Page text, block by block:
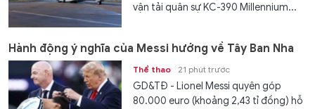
vận tải quân sự KC-390 Millennium...
Hành động ý nghĩa của Messi hướng về Tây Ban Nha
Thể thao 21 phút trước
GD&TĐ - Lionel Messi quyên góp
80.000 euro (khoảng 2,43 tỉ đồng) hỗ